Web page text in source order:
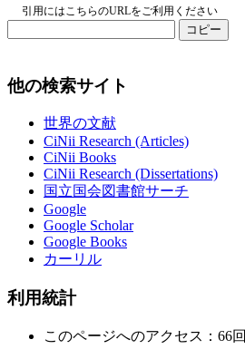
引用にはこちらのURLをご利用ください
コピー
他の検索サイト
世界の文献
CiNii Research (Articles)
CiNii Books
CiNii Research (Dissertations)
国立国会図書館サーチ
Google
Google Scholar
Google Books
カーリル
利用統計
このページへのアクセス：66回